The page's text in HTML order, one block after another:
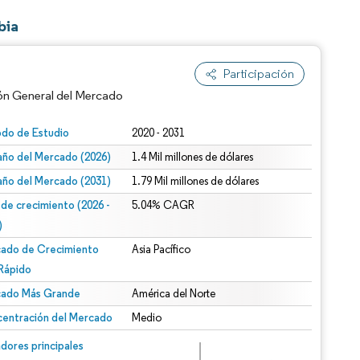
Participación
General del Mercado
de Estudio 2020 - 2031
del Mercado (2026) 1.4 Mil millones de dólares
del Mercado (2031) 1.79 Mil millones de dólares
de crecimiento (2026 -
5.04% CAGR
de Crecimiento
Asia Pacífico
Más Grande América del Norte
del Mercado Medio
principales
© Mordor Intelligence. El uso requiere atribución según CC BY 4.0.
CC BY 4.0.